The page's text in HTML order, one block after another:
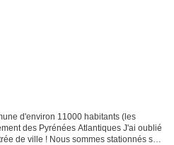
d'environ 11000 habitants (les
des Pyrénées Atlantiques J'ai oublié
de ville ! Nous sommes stationnés sur